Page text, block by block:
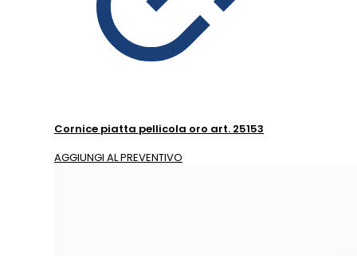
Cornice piatta pellicola oro art. 25153
AGGIUNGI AL PREVENTIVO